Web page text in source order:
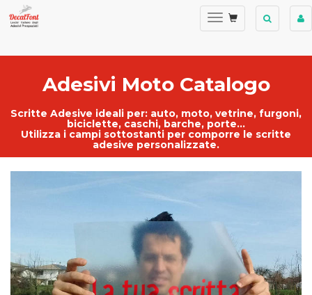
Adesivi Moto Catalogo
Scritte Adesive ideali per: auto, moto, vetrine, furgoni,
biciclette, caschi, barche, porte...
Utilizza i campi sottostanti per comporre le scritte
adesive personalizzate.